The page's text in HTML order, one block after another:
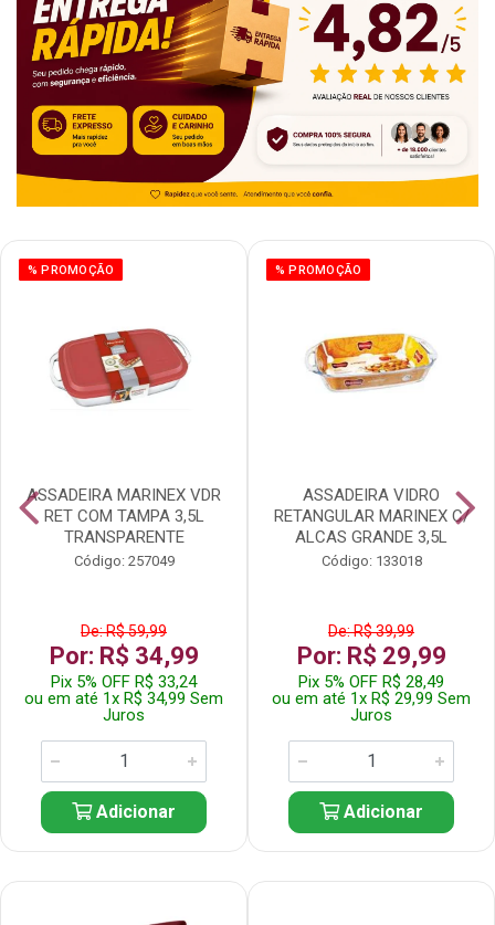
% PROMOÇÃO
ASSADEIRA MARINEX VDR
RET COM TAMPA 3,5L
TRANSPARENTE
Código: 257049
De: R$ 59,99
Por: R$ 34,99
Pix 5% OFF R$ 33,24
ou em até 1x R$ 34,99 Sem
Juros
Adicionar
% PROMOÇÃO
ASSADEIRA VIDRO
RETANGULAR MARINEX C/
ALCAS GRANDE 3,5L
Código: 133018
De: R$ 39,99
Por: R$ 29,99
Pix 5% OFF R$ 28,49
ou em até 1x R$ 29,99 Sem
Juros
Adicionar